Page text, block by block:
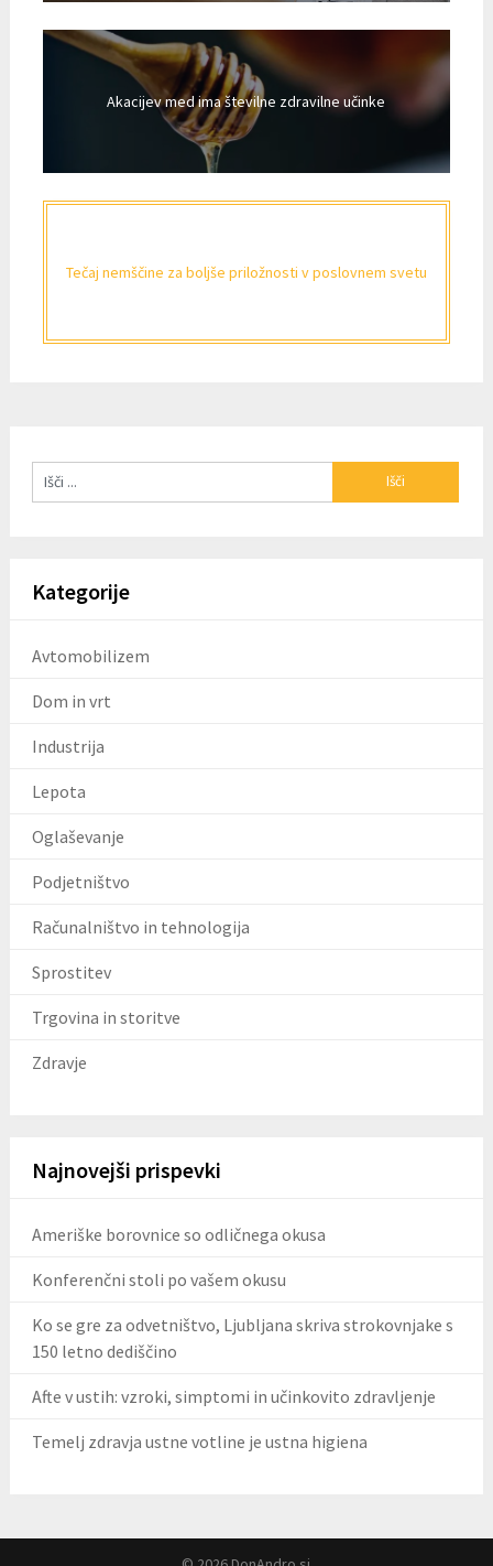
Akacijev med ima številne zdravilne učinke
Tečaj nemščine za boljše priložnosti v poslovnem svetu
Kategorije
Avtomobilizem
Dom in vrt
Industrija
Lepota
Oglaševanje
Podjetništvo
Računalništvo in tehnologija
Sprostitev
Trgovina in storitve
Zdravje
Najnovejši prispevki
Ameriške borovnice so odličnega okusa
Konferenčni stoli po vašem okusu
Ko se gre za odvetništvo, Ljubljana skriva strokovnjake s
150 letno dediščino
Afte v ustih: vzroki, simptomi in učinkovito zdravljenje
Temelj zdravja ustne votline je ustna higiena